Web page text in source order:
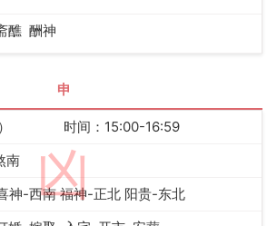
醮 酬神
申
凶
时间：15:00-16:59
南
神-西南 福神-正北 阳贵-东北